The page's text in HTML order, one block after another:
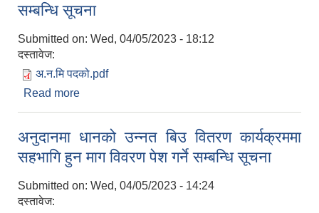
सम्बन्धि सूचना
Submitted on: Wed, 04/05/2023 - 18:12
दस्तावेज:
अ.न.मि पदको.pdf
Read more
अनुदानमा धानको उन्नत बिउ वितरण कार्यक्रममा
सहभागि हुन माग विवरण पेश गर्ने सम्बन्धि सूचना
Submitted on: Wed, 04/05/2023 - 14:24
दस्तावेज: